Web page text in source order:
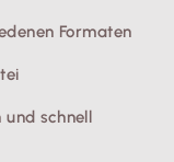
Formaten
schnell